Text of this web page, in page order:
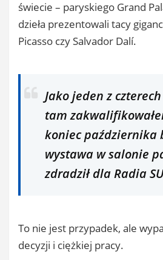
świecie – paryskiego Grand
dzieła prezentowali tacy
Picasso czy Salvador Dalí.
Jako jeden z
tam
koniec października
wystawa w salonie
zdradził dla Radia
To nie jest przypadek, ale
decyzji i ciężkiej pracy.